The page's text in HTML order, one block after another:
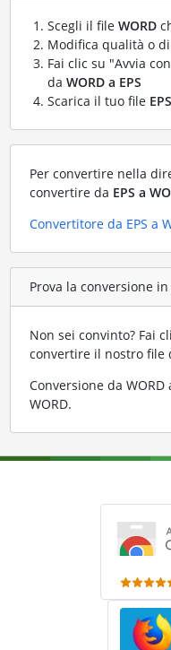
Scegli il file WORD
Modifica qualità o
Fai clic su "Avvia
da WORD a EPS
Scarica il tuo file EPS
Per convertire nella
convertire da EPS a
Convertitore da EPS a
Prova la conversione
Non sei convinto? Fai
convertire il nostro file
Conversione da
WORD.